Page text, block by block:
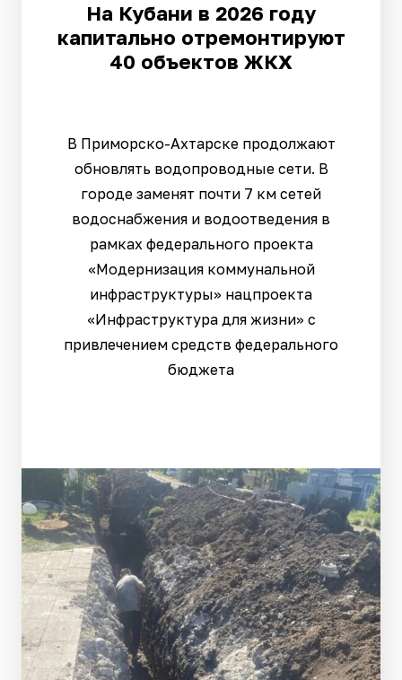
На Кубани в 2026 году
капитально отремонтируют
40 объектов ЖКХ
В Приморско-Ахтарске продолжают
обновлять водопроводные сети. В
городе заменят почти 7 км сетей
водоснабжения и водоотведения в
рамках федерального проекта
«Модернизация коммунальной
инфраструктуры» нацпроекта
«Инфраструктура для жизни» с
привлечением средств федерального
бюджета